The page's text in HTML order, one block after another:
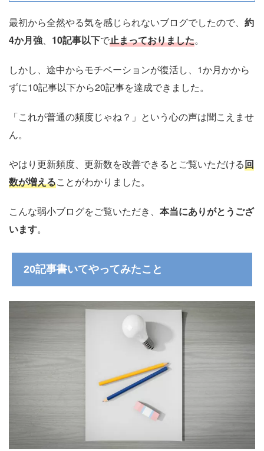
最初から全然やる気を感じられないブログでしたので、 約
4か月強、 10記事以下で止まっておりました。
しかし、途中からモチベーションが復活し、1か月かから
ずに10記事以下から20記事を達成できました。
「これが普通の頻度じゃね？」という心の声は聞こえませ
ん。
やはり更新頻度、更新数を改善できるとご覧いただける回
数が増えることがわかりました。
こんな弱小ブログをご覧いただき、 本当にありがとうござ
います。
20記事書いてやってみたこと